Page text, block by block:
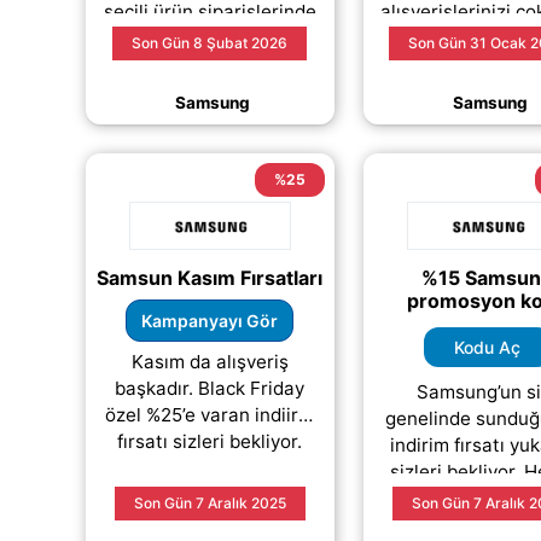
seçili ürün siparişlerinde
%10 indirim avantajından
yararlanabilirsiniz. Akıllı
(daha&helliip;)
Son Gün 8 Şubat 2026
Samsung
alışverişlerinizi
avantajlı
getirebilirsiniz.
(daha&helliip;)
Son Gün 31 Ocak
Samsung
%25
Samsun Kasım Fırsatları
Kampanyayı Gör
Kasım da alışveriş
başkadır. Black Friday
özel %25’e varan indiirm
fırsatı sizleri bekliyor.
Son Gün 7 Aralık 2025
%15
promosyon
Kodu Aç
Samsung’un
genelinde
indirim fırsatı
sizleri bekliyor.
“kodu aç”
tıklayarak
Son Gün 7 Aralık